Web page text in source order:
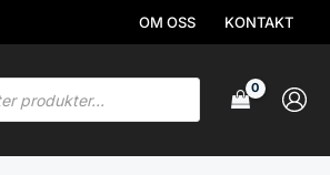
OM OSS KONTAKT